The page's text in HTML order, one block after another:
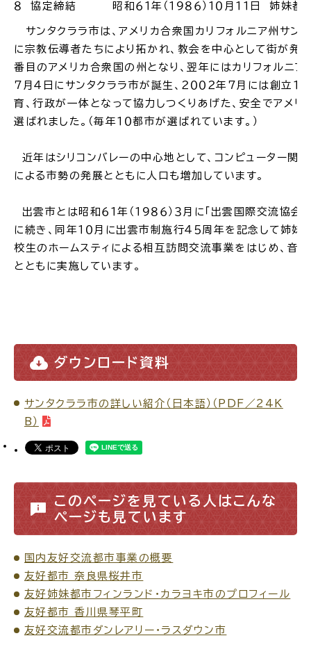
引っ越し 就職・転職・退職
高齢者・介護 病気・ケガ
おくやみ
各種相談窓口
ライフライン 公共交通
８ 協定締結 昭和６１年（１９８６）１０月１１日 姉妹
サンタクララ市は、アメリカ合衆国カリフォルニア州サンフ
に宗教伝導者たちにより拓かれ、教会を中心として街が発展
番目のアメリカ合衆国の州となり、翌年にはカリフォルニア
７月４日にサンタクララ市が誕生、２００２年７月には創立１
育、行政が一体となって協力しつくりあげた、安全でアメリ
選ばれました。（毎年１０都市が選ばれています。）
近年はシリコンバレーの中心地として、コンピューター関
による市勢の発展とともに人口も増加しています。
出雲市とは昭和６１年（１９８６）３月に「出雲国際交流協
に続き、同年１０月に出雲市制施行４５周年を記念して姉
校生のホームスティによる相互訪問交流事業をはじめ、音
とともに実施しています。
ダウンロード資料
サンタクララ市の詳しい紹介（日本語）（PDF／24K
B）
このページを見ている人はこんな
ページも見ています
国内友好交流都市事業の概要
友好都市 奈良県桜井市
友好姉妹都市フィンランド・カラヨキ市のプロフィール
友好都市 香川県琴平町
友好交流都市ダンレアリー・ラスダウン市